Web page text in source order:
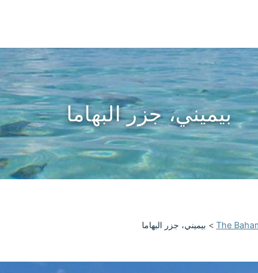
بيميني، جزر البهاما
The
> بيميني، جزر البهاما